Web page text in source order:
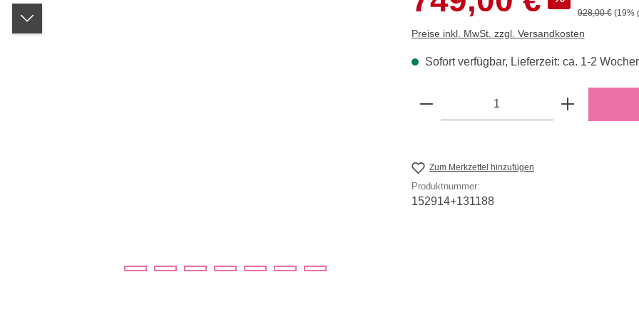
Regulärer
928,00 € (19%
Preise inkl. MwSt. zzgl. Versandkosten
Sofort verfügbar, Lieferzeit: ca. 1-2
Produkt Anzahl: Gib den
Zum Merkzettel hinzufügen
Produktnummer:
152914+131188